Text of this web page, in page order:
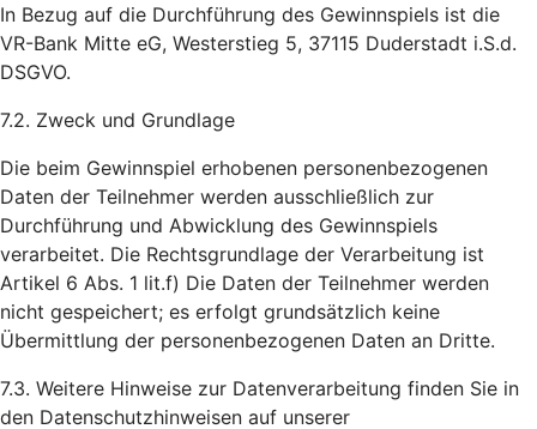
In Bezug auf die Durchführung des Gewinnspiels ist die
VR-Bank Mitte eG, Westerstieg 5, 37115 Duderstadt i.S.d.
DSGVO.
7.2. Zweck und Grundlage
Die beim Gewinnspiel erhobenen personenbezogenen
Daten der Teilnehmer werden ausschließlich zur
Durchführung und Abwicklung des Gewinnspiels
verarbeitet. Die Rechtsgrundlage der Verarbeitung ist
Artikel 6 Abs. 1 lit.f) Die Daten der Teilnehmer werden
nicht gespeichert; es erfolgt grundsätzlich keine
Übermittlung der personenbezogenen Daten an Dritte.
7.3. Weitere Hinweise zur Datenverarbeitung finden Sie in
den Datenschutzhinweisen auf unserer